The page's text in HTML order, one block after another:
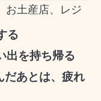
お土産店、レジ
る
出を持ち帰る
だあとは、疲れ